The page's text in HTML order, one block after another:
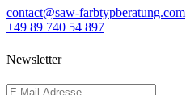
contact@saw-farbtypberatung.com
+49 89 740 54 897
Newsletter